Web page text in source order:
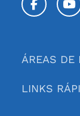
ÁREAS DE
LINKS